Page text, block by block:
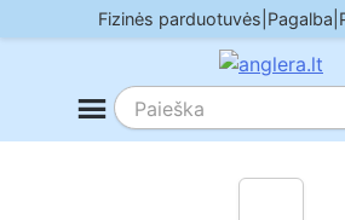
to
Fizinės parduotuvės Pagalba